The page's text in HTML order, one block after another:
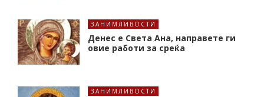
ЗАНИМЛИВОСТИ
Денес е Света Ана, направете ги
овие работи за среќа
ЗАНИМЛИВОСТИ